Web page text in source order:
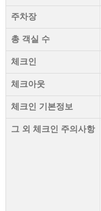
주차장
총 객실 수
체크인
체크아웃
체크인 기본정보
그 외 체크인 주의사항